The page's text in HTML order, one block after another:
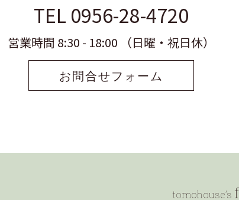
TEL 0956-28-4720
営業時間 8:30 - 18:00 （日曜・祝日休）
お問合せフォーム
tomohouse’s